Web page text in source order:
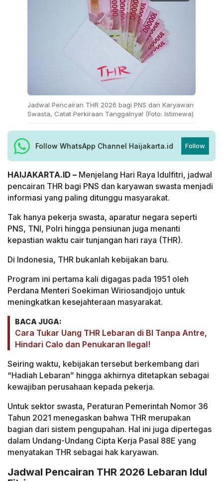
Jadwal Pencairan THR 2026 bagi PNS dan Karyawan
Swasta, Catat Perkiraan Tanggalnya! (Foto: Istimewa)
Follow WhatsApp Channel Haijakarta.id Follow
HAIJAKARTA.ID – Menjelang Hari Raya Idulfitri, jadwal
pencairan THR bagi PNS dan karyawan swasta menjadi
informasi yang paling ditunggu masyarakat.
Tak hanya pekerja swasta, aparatur negara seperti
PNS, TNI, Polri hingga pensiunan juga menanti
kepastian waktu cair tunjangan hari raya (THR).
Di Indonesia, THR bukanlah kebijakan baru.
Program ini pertama kali digagas pada 1951 oleh
Perdana Menteri Soekiman Wiriosandjojo untuk
meningkatkan kesejahteraan masyarakat.
BACA JUGA:
Cara Tukar Uang THR Lebaran di BI Tanpa Antre,
Hindari Calo dan Penukaran Ilegal!
Seiring waktu, kebijakan tersebut berkembang dari
“Hadiah Lebaran” hingga akhirnya ditetapkan sebagai
kewajiban perusahaan kepada pekerja.
Untuk sektor swasta, Peraturan Pemerintah Nomor 36
Tahun 2021 menegaskan bahwa THR merupakan
bagian dari sistem pengupahan. Hal ini juga dipertegas
dalam Undang-Undang Cipta Kerja Pasal 88E yang
menyatakan THR sebagai hak karyawan.
Jadwal Pencairan THR 2026 Lebaran Idul